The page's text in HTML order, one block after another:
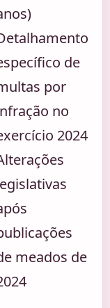
de
por
no
2024
meados de